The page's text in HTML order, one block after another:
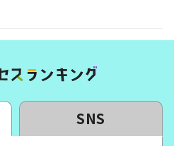
SNS